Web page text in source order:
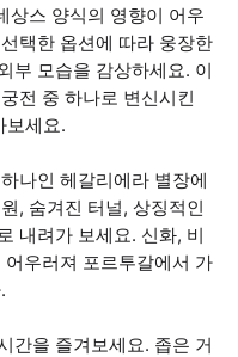
상스 양식의 영향이 어우
택한 옵션에 따라 웅장한
부 모습을 감상하세요. 이
전 중 하나로 변신시킨
보세요.
나인 헤갈리에라 별장에
, 숨겨진 터널, 상징적인
내려가 보세요. 신화, 비
우러져 포르투갈에서 가
간을 즐겨보세요. 좁은 거